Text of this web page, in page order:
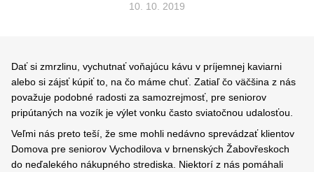
10. 10. 2019
Dať si zmrzlinu, vychutnať voňajúcu kávu v príjemnej kaviarni
alebo si zájsť kúpiť to, na čo máme chuť. Zatiaľ čo väčšina z nás
považuje podobné radosti za samozrejmosť, pre seniorov
pripútaných na vozík je výlet vonku často sviatočnou udalosťou.
Veľmi nás preto teší, že sme mohli nedávno sprevádzať klientov
Domova pre seniorov Vychodilova v brnenských Žabovřeskoch
do neďalekého nákupného strediska. Niektorí z nás pomáhali